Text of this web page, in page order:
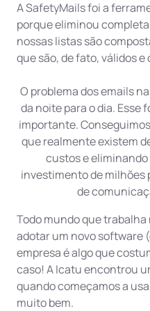
A SafetyMails foi a
porque eliminou
nossas listas são
que são, de fato, válidos
O problema dos emails
da noite para o dia. Esse
importante.
que realmente existem
custos e eliminando
investimento de milhões
de
Todo mundo que
adotar um novo software
empresa é algo que
caso! A Icatu encontrou
quando começamos a
muito bem.